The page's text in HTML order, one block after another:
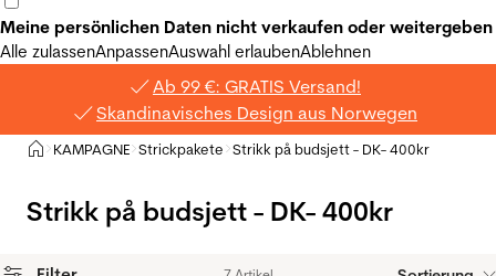
Meine persönlichen Daten nicht verkaufen oder weitergeben
Alle zulassenAnpassenAuswahl erlaubenAblehnen
Ab 99 €: GRATIS Versand!
Skandinavisches Design aus Norwegen
Privat
>KAMPAGNE >Strickpakete >Strikk på budsjett - DK- 400kr
Strikk på budsjett - DK- 400kr